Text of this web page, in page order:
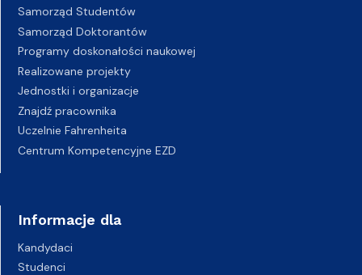
Samorząd Studentów
Samorząd Doktorantów
Programy doskonałości naukowej
Realizowane projekty
Jednostki i organizacje
Znajdź pracownika
Uczelnie Fahrenheita
Centrum Kompetencyjne EZD
Informacje dla
Kandydaci
Studenci